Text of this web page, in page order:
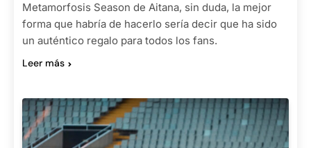
Metamorfosis Season de Aitana, sin duda, la mejor
forma que habría de hacerlo sería decir que ha sido
un auténtico regalo para todos los fans.
Leer más